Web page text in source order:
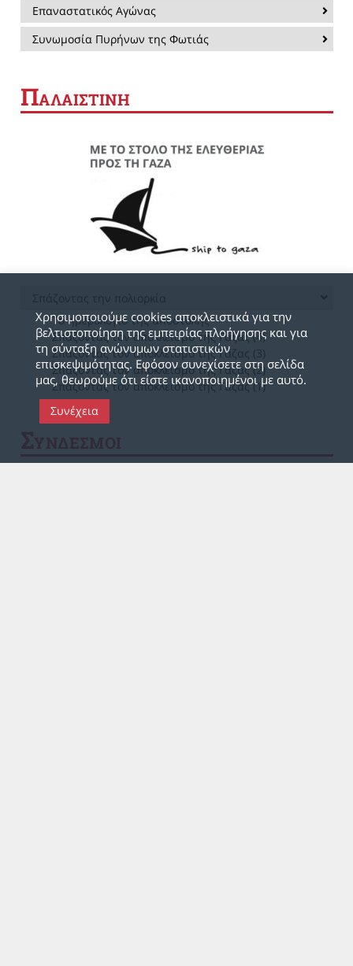
Επαναστατικός Αγώνας
Συνωμοσία Πυρήνων της Φωτιάς
ΠΑΛΑΙΣΤΙΝΗ
Το ημερολόγιο της αποστολής
Σπάζοντας τον αποκλεισμό της Γάζας (4)
Σπάζοντας τον αποκλεισμό της Γάζας (3)
Σπάζοντας τον αποκλεισμό της Γάζας (2)
Σπάζοντας τον αποκλεισμό της Γάζας (1)
Χρησιμοποιούμε cookies αποκλειστικά για την
βελτιστοποίηση της εμπειρίας πλοήγησης και για
τη σύνταξη ανώνυμων στατιστικών
επισκεψιμότητας. Εφόσον συνεχίσετε στη σελίδα
μας, θεωρούμε ότι είστε ικανοποιημένοι με αυτό.
Συνέχεια